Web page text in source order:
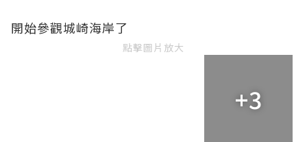
開始參觀城崎海岸了
點擊圖片放大
+3